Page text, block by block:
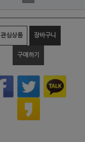
관심상품 장바구니
구매하기